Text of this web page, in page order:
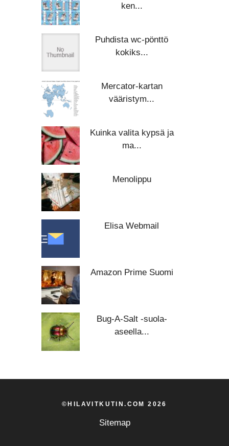
ken...
Puhdista wc-pönttö
kokiks...
Mercator-kartan
vääristym...
Kuinka valita kypsä ja
ma...
Menolippu
Elisa Webmail
Amazon Prime Suomi
Bug-A-Salt -suola-
aseella...
©HILAVITKUTIN.COM 2026
Sitemap